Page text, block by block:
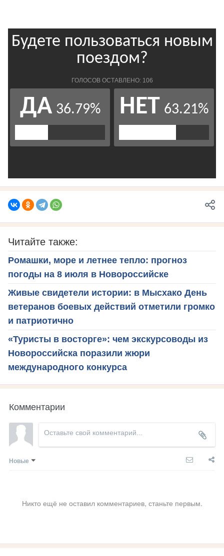
Читайте также:
Ромашки, море и летнее тепло: прогноз
погоды на 8 июля в Новороссийске
Живые свидетели истории: в Мысхако День
ветеранов боевых действий отметили громко
и патриотично
«Туристы в восторге»: чем экскурсоводы из
Новороссийска поразили жюри
международного конкурса
Комментарии
Новые
Никто ещё не оставил комментариев, станьте первым.